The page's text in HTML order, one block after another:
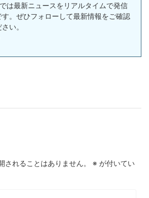
は最新ニュースをリアルタイムで発信
す。ぜひフォローして最新情報をご確認
い。
されることはありません。 ※ が付いてい